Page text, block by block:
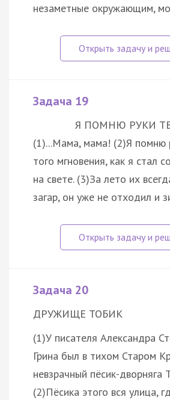
незаметные окружающим,
Задача 19
Я ПОМНЮ РУКИ
(1)...Мама, мама! (2)Я помню
того мгновения, как я стал
на свете. (3)За лето их
загар, он уже не отходил и
Задача 20
ДРУЖИЩЕ ТОБИК
(1)У писателя Александра
Грина был в тихом Старом
невзрачный пёсик-дворняга
(2)Пёсика этого вся улица,